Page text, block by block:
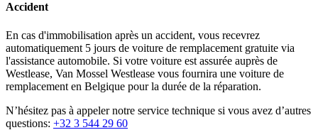
Accident
En cas d'immobilisation après un accident, vous recevrez
automatiquement 5 jours de voiture de remplacement gratuite via
l'assistance automobile. Si votre voiture est assurée auprès de
Westlease, Van Mossel Westlease vous fournira une voiture de
remplacement en Belgique pour la durée de la réparation.
N’hésitez pas à appeler notre service technique si vous avez d’autres
questions: +32 3 544 29 60